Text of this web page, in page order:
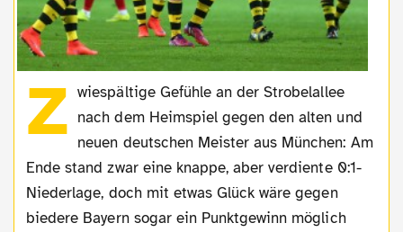
Z wiespältige Gefühle an der Strobelallee
nach dem Heimspiel gegen den alten und
neuen deutschen Meister aus München: Am
Ende stand zwar eine knappe, aber verdiente 0:1-
Niederlage, doch mit etwas Glück wäre gegen
biedere Bayern sogar ein Punktgewinn möglich